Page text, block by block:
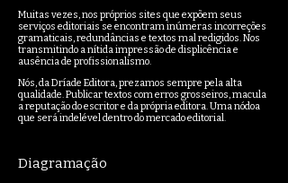
Muitas vezes, nos próprios sites que expõem seus
serviços editoriais se encontram inúmeras incorreções
gramaticais, redundâncias e textos mal redigidos. Nos
transmitindo a nítida impressão de displicência e
ausência de profissionalismo.
Nós, da Dríade Editora, prezamos sempre pela alta
qualidade. Publicar textos com erros grosseiros, macula
a reputação do escritor e da própria editora. Uma nódoa
que será indelével dentro do mercado editorial.
Diagramação